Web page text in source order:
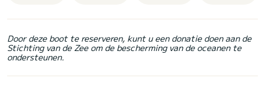
Door deze boot te reserveren, kunt u een donatie doen aan de
Stichting van de Zee om de bescherming van de oceanen te
ondersteunen.